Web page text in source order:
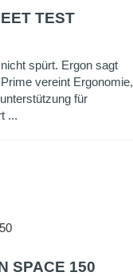
TEST
spürt. Ergon sagt
vereint Ergonomie,
für
...
SPACE 150